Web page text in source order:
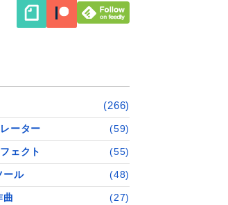
(266)
ーター (59)
ェクト (55)
ール (48)
曲 (27)